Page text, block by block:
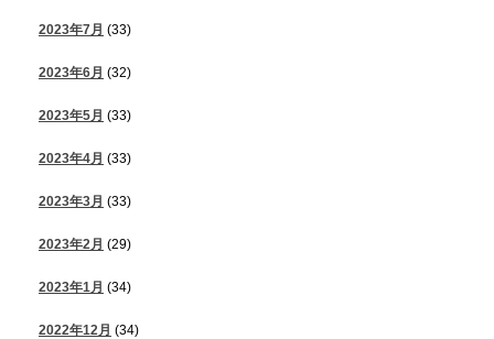
2023年7月 (33)
2023年6月 (32)
2023年5月 (33)
2023年4月 (33)
2023年3月 (33)
2023年2月 (29)
2023年1月 (34)
2022年12月 (34)